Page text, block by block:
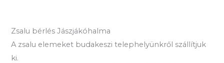
Zsalu bérlés Jászjákóhalma
A zsalu elemeket budakeszi telephelyünkről szállítjuk
ki.